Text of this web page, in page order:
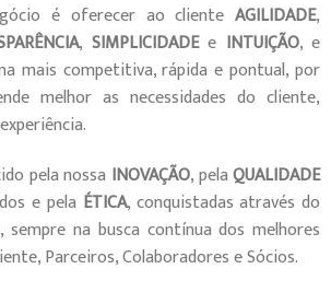
é oferecer ao clienteAGILIDADE,
, SIMPLICIDADEe INTUIÇÃO, e
mais competitiva, rápida e pontual, por
melhor as necessidades do cliente,
pela nossa INOVAÇÃO, pelaQUALIDADE
e pela ÉTICA, conquistadas através do
sempre na busca contínua dos melhores
Parceiros, Colaboradores e Sócios.